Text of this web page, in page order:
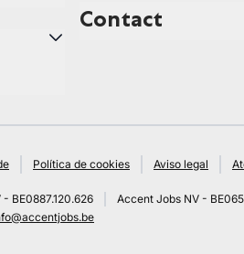
Contact
Política de cookies Aviso legal
BE0887.120.626
Accent Jobs NV -